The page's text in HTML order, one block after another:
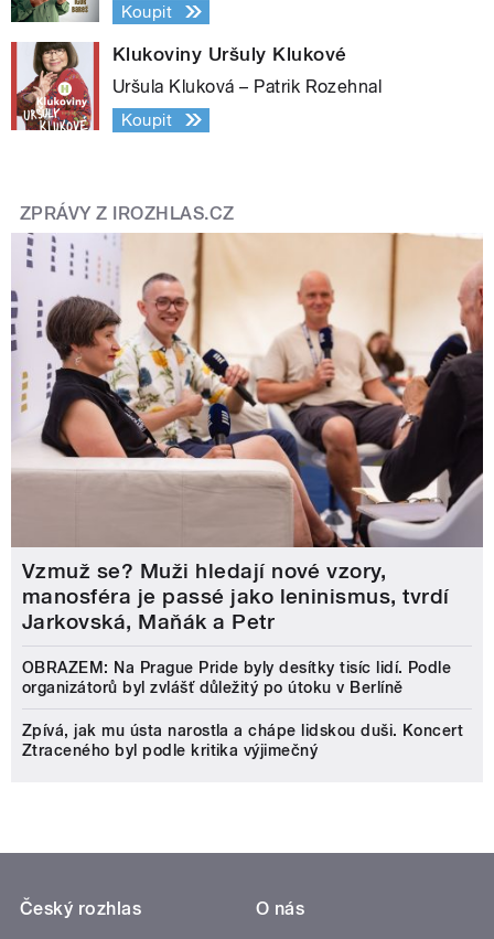
Koupit
Klukoviny Uršuly Klukové
Uršula Kluková – Patrik Rozehnal
Koupit
ZPRÁVY Z IROZHLAS.CZ
Vzmuž se? Muži hledají nové vzory,
manosféra je passé jako leninismus, tvrdí
Jarkovská, Maňák a Petr
OBRAZEM: Na Prague Pride byly desítky tisíc lidí. Podle
organizátorů byl zvlášť důležitý po útoku v Berlíně
Zpívá, jak mu ústa narostla a chápe lidskou duši. Koncert
Ztraceného byl podle kritika výjimečný
Český rozhlas
O nás